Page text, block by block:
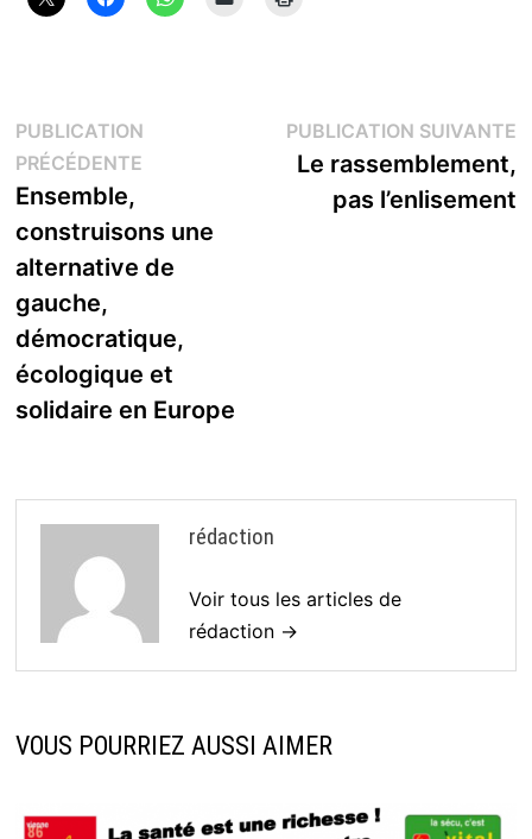
Navigation
de
l’article
PUBLICATION
PRÉCÉDENTEPublication
Ensemble,
construisons une
alternative de
gauche,
démocratique,
écologique et
solidaire en Europe
PUBLICATION SUIVANTE
Le rassemblement,
pas l’enlisement
rédaction
Voir tous les articles de
rédaction →
VOUS POURRIEZ AUSSI AIMER